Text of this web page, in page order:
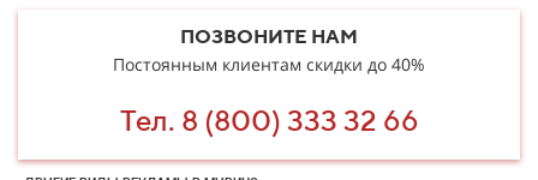
ПОЗВОНИТЕ НАМ
Постоянным клиентам скидки до 40%
Тел. 8 (800) 333 32 66